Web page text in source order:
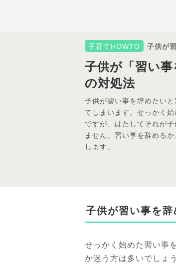
子育てHOWTO 子供が
子供が「習い
の対処法
子供が習い事を辞めたい
てしまいます。せっかく
ですが、はたしてそれが
ません。習い事を辞める
します。
子供が習い事を辞
せっかく始めた習い事
か迷う方は多いでしょう